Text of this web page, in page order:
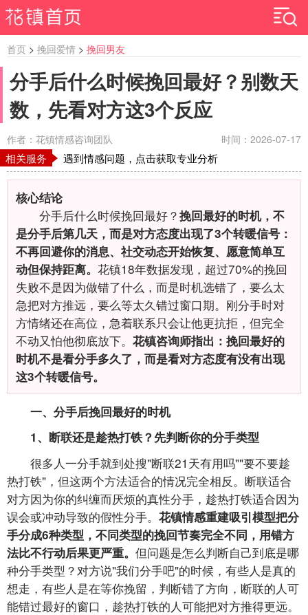
首页 > 挽回爱情 > 挽回男友
分手后什么时候挽回最好？别数天
数，先看对方这3个反应
作者：花镇情感咨询团队 时间：2026-07-17
相关服务 遇到情感问题，点击获取专业分析
核心结论
分手后什么时候挽回最好？挽回最好的时机，不
是分手后第几天，而是对方态度出现了3个转暖信号：
不再回避你的消息、社交动态开始恢复、愿意简单互
动但保持距离。 花镇18年数据发现，超过70%的挽回
失败不是因为做错了什么，而是时机选错了，要么太
急把对方推远，要么等太久错过窗口期。刚分手时对
方情绪还在高位，急着联系只会让他更抗拒，但完全
不动又怕他彻底放下。 花镇咨询师指出：挽回最好的
时机不是看分手多久了，而是看对方态度有没有出现
这3个转暖信号。
一、分手后挽回最好的时机
1、断联还是趁热打铁？先判断你的分手类型
很多人一分手就到处搜"断联21天有用吗""要不要趁
热打铁"，但这两个方法适合的情况完全相反。断联适合
对方因为你的纠缠而厌烦的真性分手，趁热打铁适合因为
误会或冲动导致的假性分手。 花镇情感重建吸引模型把分
手分成6种类型，不同类型的挽回节奏完全不同，用错方
法比不行动后果更严重。 但问题是怎么判断自己到底是哪
种分手类型？对方说"我们分手吧"的时候，有些人是真的
想走，有些人是在等你挽留，判断错了方向，断联的人可
能错过最好的窗口，趁热打铁的人可能把对方推得更远。